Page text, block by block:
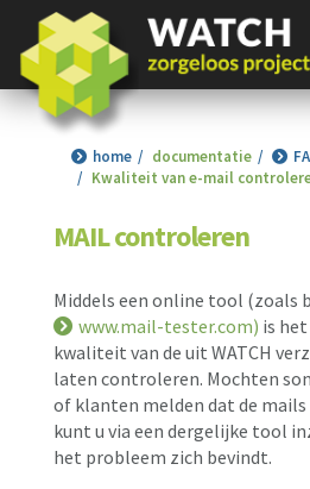
home documentatie
Kwaliteit van e-mail
MAIL controleren
Middels een online tool (zoals
www.mail-tester.com) is
kwaliteit van de uit WATCH
laten controleren. Mochten
of klanten melden dat de
kunt u via een dergelijke tool
het probleem zich bevindt.